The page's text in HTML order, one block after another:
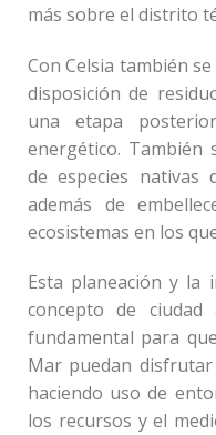
más sobre el distrito
Con Celsia también
disposición de
una etapa
energético. También
de especies nativas
además de
ecosistemas en los
Esta planeación y la
concepto de
fundamental para
Mar puedan
haciendo uso de
los recursos y el